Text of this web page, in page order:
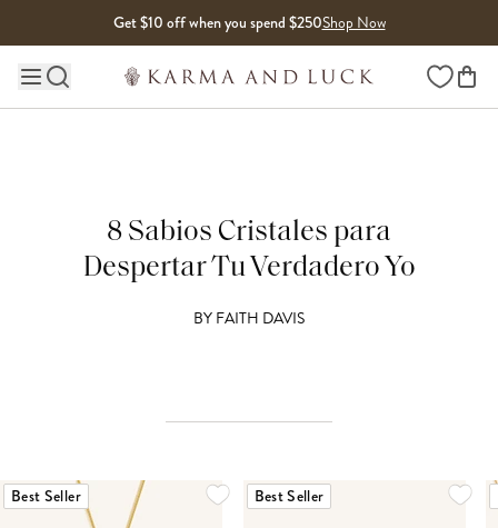
Get $10 off when you spend $250Shop Now
Main site navigation Wishlist
8 Sabios Cristales para
Despertar Tu Verdadero Yo
BYFAITH DAVIS
Best Seller Best Seller